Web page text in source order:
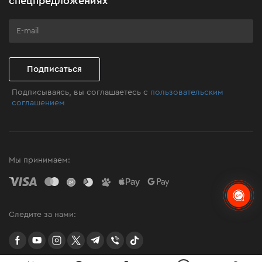
Клуб мастерства
Подписаться
Подписываясь, вы соглашаетесь с пользовательским
соглашением
Мы принимаем:
Следите за нами:
facebookyoutubeinstagramtwittertelegram
Viber TikTok